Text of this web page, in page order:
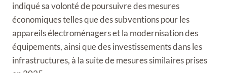
indiqué sa volonté de poursuivre des mesures
économiques telles que des subventions pour les
appareils électroménagers et la modernisation des
équipements, ainsi que des investissements dans les
infrastructures, à la suite de mesures similaires prises